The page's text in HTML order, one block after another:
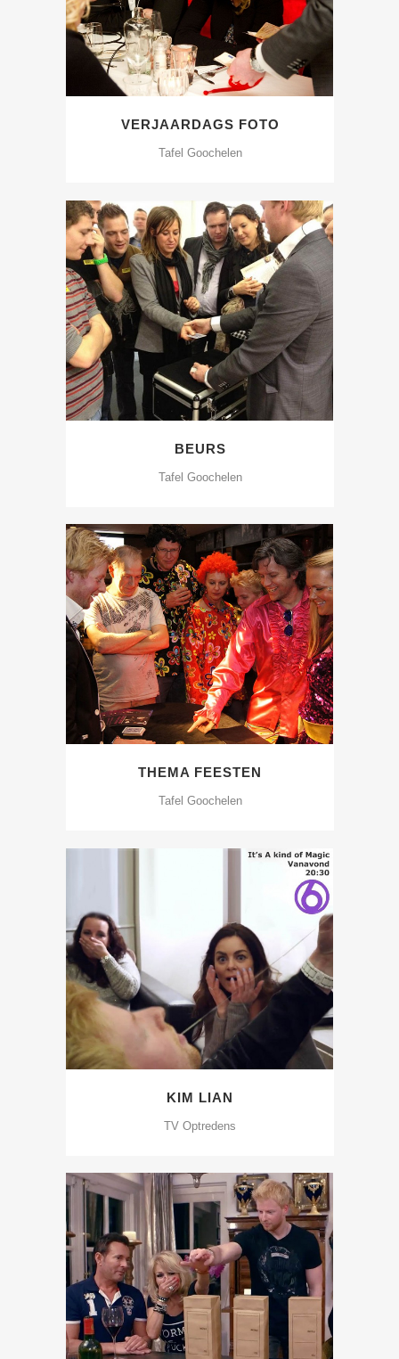
VERJAARDAGS FOTO
Tafel Goochelen
BEURS
Tafel Goochelen
THEMA FEESTEN
Tafel Goochelen
KIM LIAN
TV Optredens